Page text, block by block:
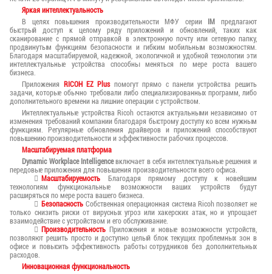
Яркая интеллектуальность
В целях повышения производительности МФУ серии
IM
предлагают
быстрый доступ к целому ряду приложений и обновлений, таких как
сканирование с прямой отправкой в электронную почту или сетевую папку,
продвинутым функциям безопасности и гибким мобильным возможностям.
Благодаря масштабируемой, надежной, экологичной и удобной технологии эти
интеллектуальные устройства способны меняться по мере роста вашего
бизнеса.
Приложения
RICOH EZ Plusпомогут прямо с панели устройства решить
задачи, которые обычно требовали либо специализированных программ, либо
дополнительного времени на лишние операции с устройством.
Интеллектуальные устройства Ricoh остаются актуальными независимо от
изменения требований компании благодаря быстрому доступу ко всем нужным
функциям. Регулярные обновления драйверов и приложений способствуют
повышению производительности и эффективности рабочих процессов.
Масштабируемая платформа
Dynamic Workplace Intelligenceвключает в себя интеллектуальные решения и
передовые приложения для повышения производительности всего офиса.
Масштабируемость Благодаря прямому доступу к новейшим
технологиям функциональные возможности ваших устройств будут
расширяться по мере роста вашего бизнеса.
Безопасность Собственная операционная система Ricoh позволяет не
только снизить риски от вирусных угроз или хакерских атак, но и упрощает
взаимодействие с устройством и его обслуживание.
Производительность Приложения и новые возможности устройств,
позволяют решить просто и доступно целый блок текущих проблемных зон в
офисе и повысить эффективность работы сотрудников без дополнительных
расходов.
Инновационная функциональность